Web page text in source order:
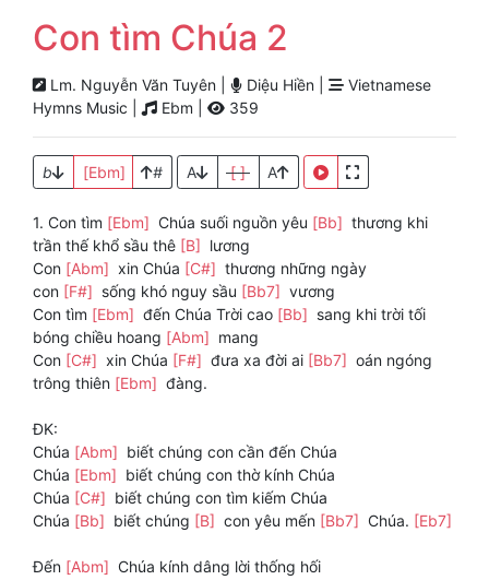
Con tìm Chúa 2
Lm. Nguyễn Văn Tuyên | Diệu Hiền |
Vietnamese
Hymns Music |
Ebm | 359
b [Ebm] # A [ ] A
1. Con tìm [Ebm] Chúa suối nguồn yêu [Bb] thương khi
trần thế khổ sầu thê [B] lương
Con [Abm] xin Chúa [C#] thương những ngày
con [F#] sống khó nguy sầu [Bb7] vương
Con tìm [Ebm] đến Chúa Trời cao [Bb] sang khi trời tối
bóng chiều hoang [Abm] mang
Con [C#] xin Chúa [F#] đưa xa đời ai [Bb7] oán ngóng
trông thiên [Ebm] đàng.
ĐK:
Chúa [Abm] biết chúng con cần đến Chúa
Chúa [Ebm] biết chúng con thờ kính Chúa
Chúa [C#] biết chúng con tìm kiếm Chúa
Chúa [Bb] biết chúng [B] con yêu mến [Bb7] Chúa. [Eb7]
Đến [Abm] Chúa kính dâng lời thống hối